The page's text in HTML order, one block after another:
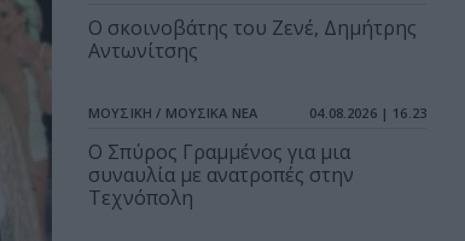
Ο σκοινοβάτης του Ζενέ, Δημήτρης
Αντωνίτσης
ΜΟΥΣΙΚΗ / ΜΟΥΣΙΚΑ ΝΕΑ 04.08.2026 | 16.23
Ο Σπύρος Γραμμένος για μια
συναυλία με ανατροπές στην
Τεχνόπολη